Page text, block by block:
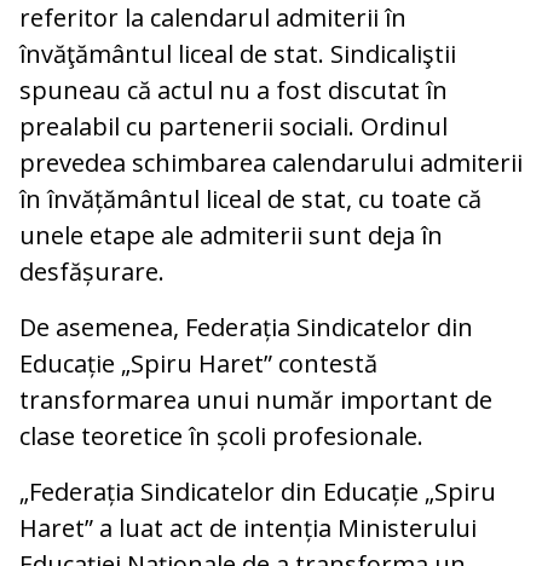
referitor la calendarul admiterii în
învăţământul liceal de stat. Sindicaliştii
spuneau că actul nu a fost discutat în
prealabil cu partenerii sociali. Ordinul
prevedea schimbarea calendarului admiterii
în învățământul liceal de stat, cu toate că
unele etape ale admiterii sunt deja în
desfășurare.
De asemenea, Federația Sindicatelor din
Educație „Spiru Haret” contestă
transformarea unui număr important de
clase teoretice în școli profesionale.
„Federația Sindicatelor din Educație „Spiru
Haret” a luat act de intenția Ministerului